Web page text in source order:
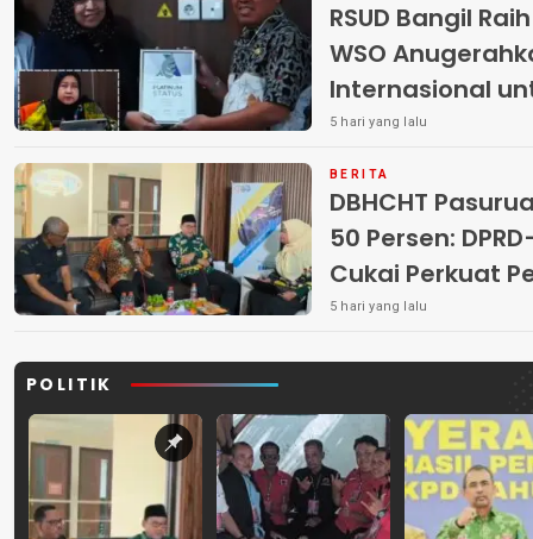
RSUD Bangil
WSO
Internasional
5 hari yang lalu
BERITA
DBHCHT
50 Persen:
Cukai Perkuat
Peredaran
5 hari yang lalu
POLITIK